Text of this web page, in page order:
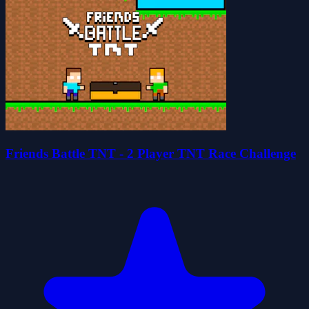
Friends Battle TNT - 2 Player TNT Race Challenge